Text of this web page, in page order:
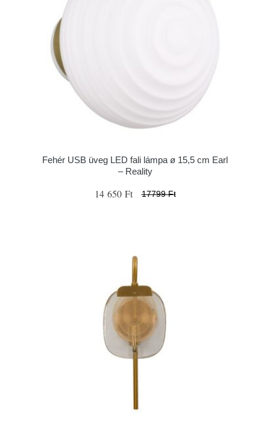
Fehér USB üveg LED fali lámpa ø 15,5 cm Earl
– Reality
14 650 Ft 17799 Ft